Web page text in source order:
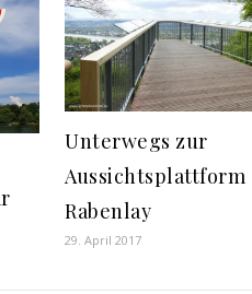
Unterwegs zur
Aussichtsplattform
Rabenlay
29. April 2017